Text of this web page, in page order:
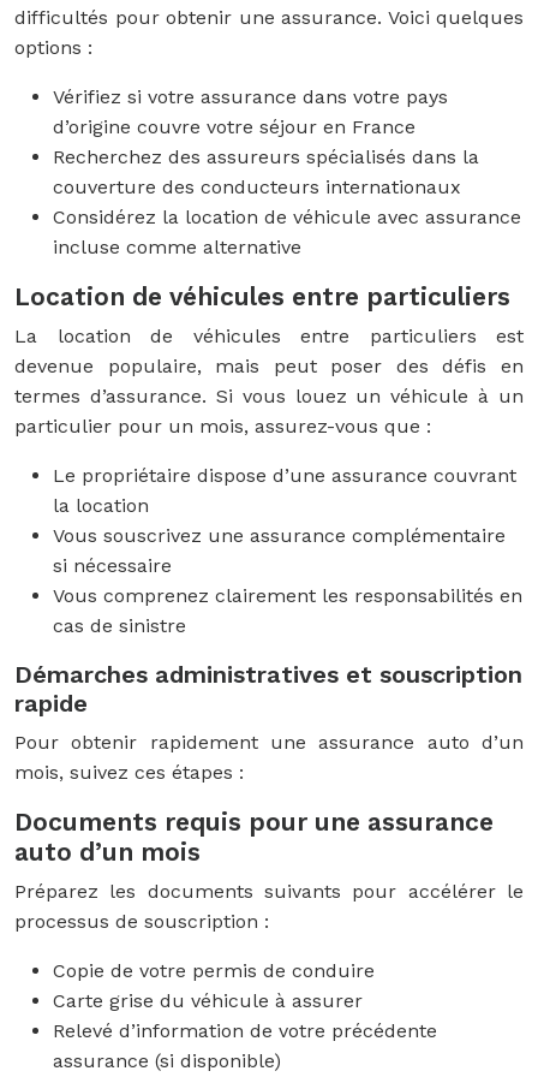
difficultés pour obtenir une assurance. Voici quelques
options :
Vérifiez si votre assurance dans votre pays
d’origine couvre votre séjour en France
Recherchez des assureurs spécialisés dans la
couverture des conducteurs internationaux
Considérez la location de véhicule avec assurance
incluse comme alternative
Location de véhicules entre particuliers
La location de véhicules entre particuliers est
devenue populaire, mais peut poser des défis en
termes d’assurance. Si vous louez un véhicule à un
particulier pour un mois, assurez-vous que :
Le propriétaire dispose d’une assurance couvrant
la location
Vous souscrivez une assurance complémentaire
si nécessaire
Vous comprenez clairement les responsabilités en
cas de sinistre
Démarches administratives et souscription
rapide
Pour obtenir rapidement une assurance auto d’un
mois, suivez ces étapes :
Documents requis pour une assurance
auto d’un mois
Préparez les documents suivants pour accélérer le
processus de souscription :
Copie de votre permis de conduire
Carte grise du véhicule à assurer
Relevé d’information de votre précédente
assurance (si disponible)